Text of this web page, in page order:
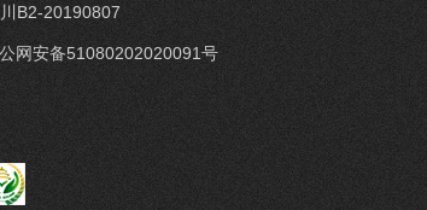
B2-20190807
网安备51080202020091号